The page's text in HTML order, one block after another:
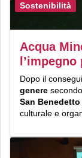
Sostenibilità
Acqua
Dopo il
genere
San Benedetto
culturale e